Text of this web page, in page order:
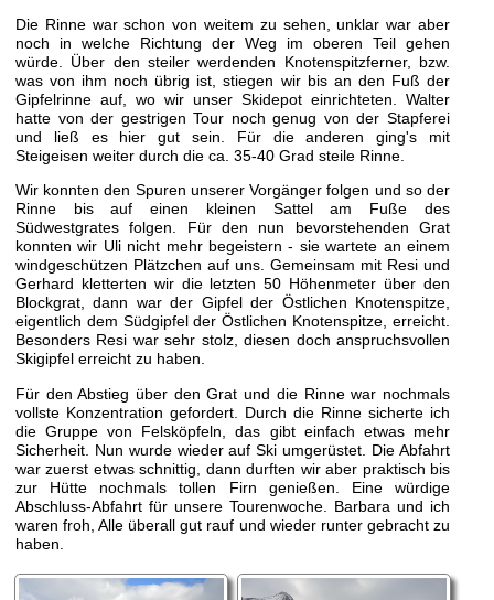
Die Rinne war schon von weitem zu sehen, unklar war aber
noch in welche Richtung der Weg im oberen Teil gehen
würde. Über den steiler werdenden Knotenspitzferner, bzw.
was von ihm noch übrig ist, stiegen wir bis an den Fuß der
Gipfelrinne auf, wo wir unser Skidepot einrichteten. Walter
hatte von der gestrigen Tour noch genug von der Stapferei
und ließ es hier gut sein. Für die anderen ging's mit
Steigeisen weiter durch die ca. 35-40 Grad steile Rinne.
Wir konnten den Spuren unserer Vorgänger folgen und so der
Rinne bis auf einen kleinen Sattel am Fuße des
Südwestgrates folgen. Für den nun bevorstehenden Grat
konnten wir Uli nicht mehr begeistern - sie wartete an einem
windgeschützen Plätzchen auf uns. Gemeinsam mit Resi und
Gerhard kletterten wir die letzten 50 Höhenmeter über den
Blockgrat, dann war der Gipfel der Östlichen Knotenspitze,
eigentlich dem Südgipfel der Östlichen Knotenspitze, erreicht.
Besonders Resi war sehr stolz, diesen doch anspruchsvollen
Skigipfel erreicht zu haben.
Für den Abstieg über den Grat und die Rinne war nochmals
vollste Konzentration gefordert. Durch die Rinne sicherte ich
die Gruppe von Felsköpfeln, das gibt einfach etwas mehr
Sicherheit. Nun wurde wieder auf Ski umgerüstet. Die Abfahrt
war zuerst etwas schnittig, dann durften wir aber praktisch bis
zur Hütte nochmals tollen Firn genießen. Eine würdige
Abschluss-Abfahrt für unsere Tourenwoche. Barbara und ich
waren froh, Alle überall gut rauf und wieder runter gebracht zu
haben.